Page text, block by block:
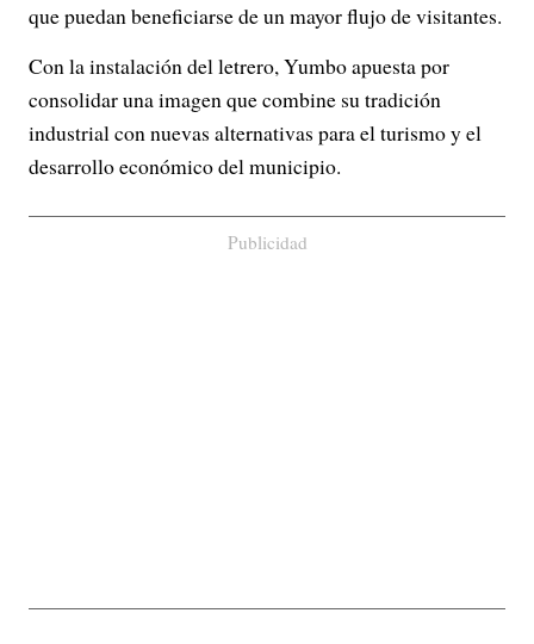
que puedan beneficiarse de un mayor flujo de visitantes.
Con la instalación del letrero, Yumbo apuesta por
consolidar una imagen que combine su tradición
industrial con nuevas alternativas para el turismo y el
desarrollo económico del municipio.
Publicidad